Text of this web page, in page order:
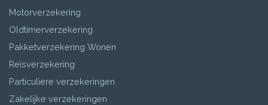
Motorverzekering
Oldtimerverzekering
Pakketverzekering Wonen
Reisverzekering
Particuliere verzekeringen
Zakelijke verzekeringen